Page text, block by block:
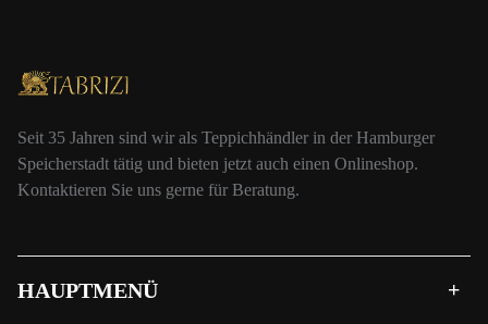
Seit 35 Jahren sind wir als Teppichhändler in der Hamburger
Speicherstadt tätig und bieten jetzt auch einen Onlineshop.
Kontaktieren Sie uns gerne für Beratung.
HAUPTMENÜ